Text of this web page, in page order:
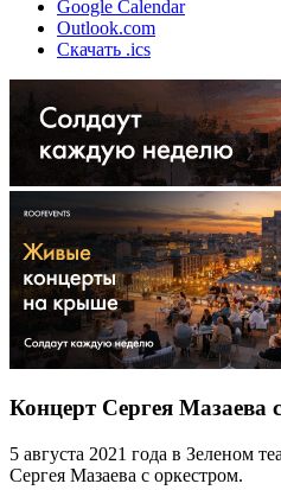
Google Calendar
Outlook.com
Скачать .ics
Концерт Сергея Мазаева
5 августа 2021 года в Зеленом
Сергея Мазаева с оркестром.